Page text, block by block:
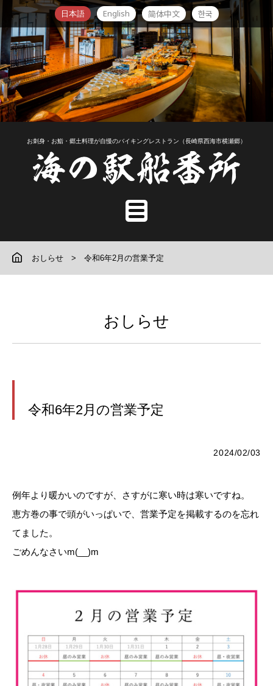
日本語 English 简体中文 한국
お刺身・お鮨・郷土料理が自慢のバイキングレストラン（長崎県西海市横瀬郷）
おしらせ 令和6年2月の営業予定
おしらせ
令和6年2月の営業予定
2024/02/03
例年より暖かいのですが、さすがに寒い時は寒いですね。
恵方巻の事で頭がいっぱいで、営業予定を掲載するのを忘れ
てました。
ごめんなさいm(__)m